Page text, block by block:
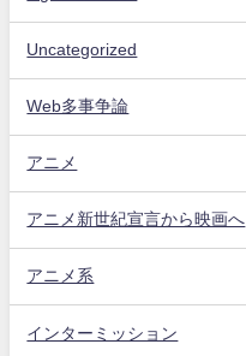
Uncategorized
Web多事争論
アニメ
アニメ新世紀宣言から映画へ
アニメ系
インターミッション